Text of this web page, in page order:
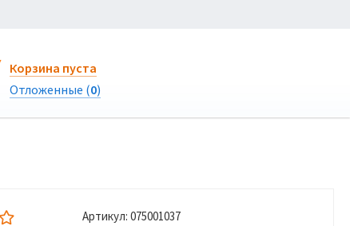
Корзина пуста
Отложенные (0)
Артикул: 075001037